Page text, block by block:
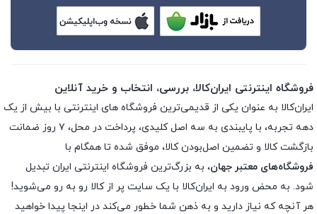
فروشگاه اینترنتی ایران‌کالا، بررسی، انتخاب و خرید آنلاین
ایران‌کالا به عنوان یکی از قدیمی‌ترین فروشگاه های اینترنتی با بیش از یک
دهه تجربه، با پایبندی به سه اصل کلیدی، پرداخت در محل، ۷ روز ضمانت
بازگشت کالا و تضمین اصل‌بودن کالا، موفق شده تا همگام با
فروشگاه‌های معتبر جهان، به بزرگ‌ترین فروشگاه اینترنتی ایران تبدیل
شود. به محض ورود به ایران‌کالا با یک سایت پر از کالا رو به رو می‌شوید!
هر آنچه که نیاز دارید و به ذهن شما خطور می‌کند در اینجا پیدا خواهید